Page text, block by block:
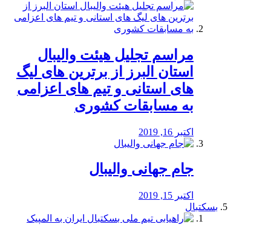
مراسم تجلیل هیئت والیبال
استان البرز از برترین های لیگ
های استانی و تیم های اعزامی
به مسابقات کشوری
اکتبر 16, 2019
جام جهانی والیبال
اکتبر 15, 2019
بسکتبال